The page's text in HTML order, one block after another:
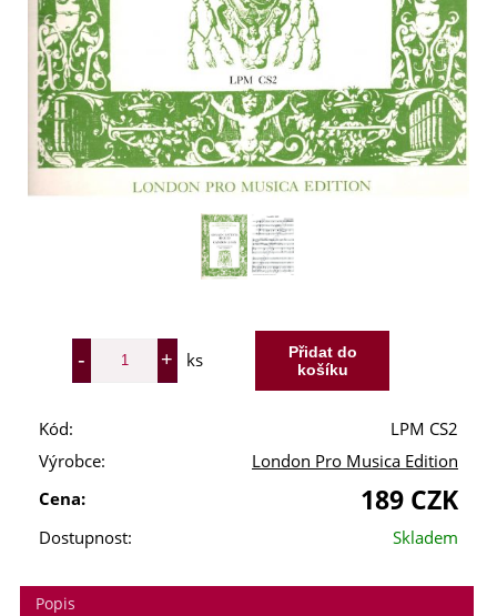
ks
Kód:
LPM CS2
Výrobce:
London Pro Musica Edition
Cena:
189 CZK
Dostupnost: Skladem
Popis